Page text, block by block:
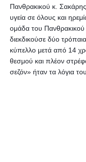
Πανθρακικού κ.
υγεία σε όλους και
ομάδα του Πανθρακικού
διεκδικούσε δύο
κύπελλο μετά από 14
θεσμού και πλέον
σεζόν» ήταν τα λόγια